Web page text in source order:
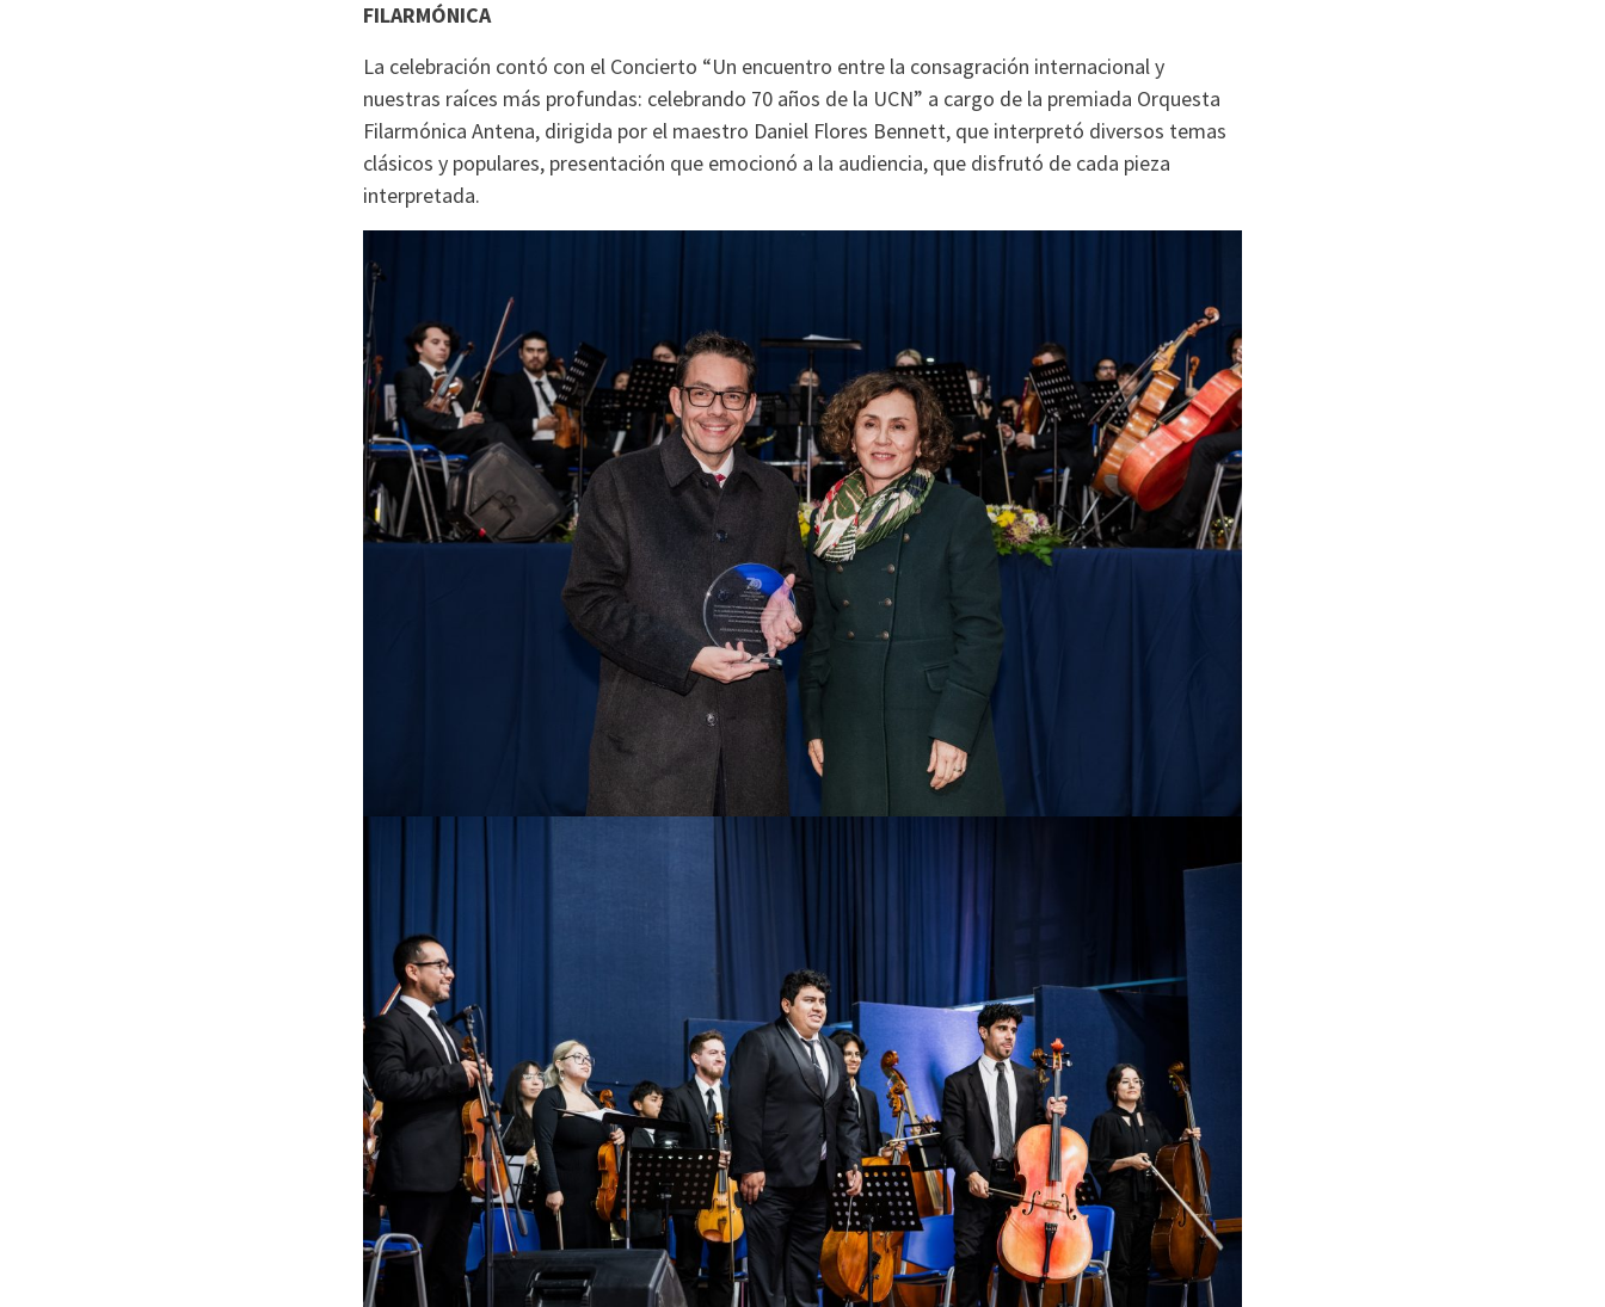
FILARMÓNICA
La celebración contó con el Concierto “Un encuentro entre la consagración internacional y
nuestras raíces más profundas: celebrando 70 años de la UCN” a cargo de la premiada Orquesta
Filarmónica Antena, dirigida por el maestro Daniel Flores Bennett, que interpretó diversos temas
clásicos y populares, presentación que emocionó a la audiencia, que disfrutó de cada pieza
interpretada.